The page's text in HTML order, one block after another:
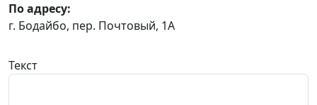
По адресу:
г. Бодайбо, пер. Почтовый, 1А
Текст